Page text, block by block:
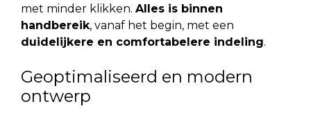
met minder klikken. Alles is binnen
handbereik, vanaf het begin, met een
duidelijkere en comfortabelere indeling.
Geoptimaliseerd en modern
ontwerp